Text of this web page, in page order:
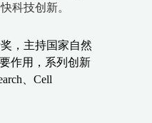
科技创新。
，主持国家自然
作用，系列创新
Cell